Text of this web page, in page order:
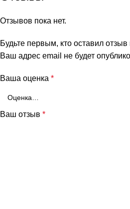
Отзывов пока нет.
Будьте первым, кто оставил
Ваш адрес email не будет
Ваша оценка *
Ваш отзыв *